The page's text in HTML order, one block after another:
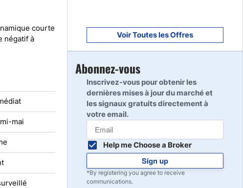
courte
négatif à
mai
Voir Toutes les Offres
Abonnez-vous
Inscrivez-vous pour obtenir les
dernières mises à jour du marché et
les signaux gratuits directement à
votre email.
Help me Choose a Broker
Sign up
*By registering you agree to receive
communications.